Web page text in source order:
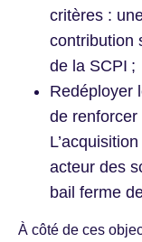
critères :
contribution
de la SCPI ;
Redéployer
de
acteur des
bail ferme
À côté de ces